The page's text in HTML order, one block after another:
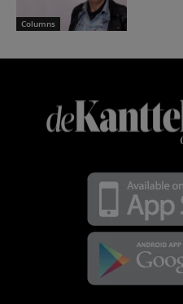
Columns